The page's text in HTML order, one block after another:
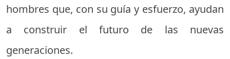
hombres que, con su guía y esfuerzo, ayudan
a construir el futuro de las nuevas
generaciones.